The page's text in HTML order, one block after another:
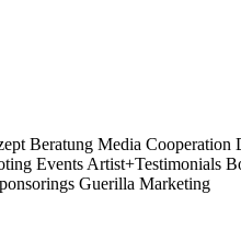
Beratung Media Cooperation
Events Artist+Testimonials
Guerilla Marketing